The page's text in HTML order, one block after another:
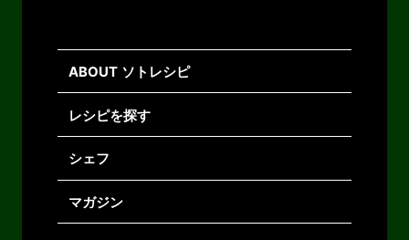
ABOUT ソトレシピ
レシピを探す
シェフ
マガジン